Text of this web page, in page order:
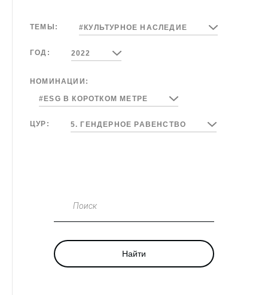
ТЕМЫ: #КУЛЬТУРНОЕ НАСЛЕДИЕ
ГОД: 2022
НОМИНАЦИИ:
#ESG В КОРОТКОМ МЕТРЕ
ЦУР: 5. ГЕНДЕРНОЕ РАВЕНСТВО
Поиск
Найти